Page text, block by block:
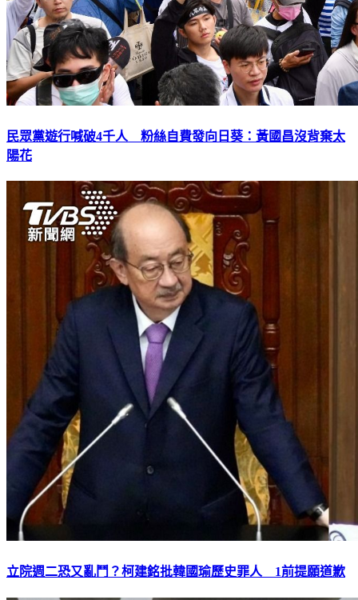
民眾黨遊行喊破4千人 粉絲自費發向日葵：黃國昌沒背棄太